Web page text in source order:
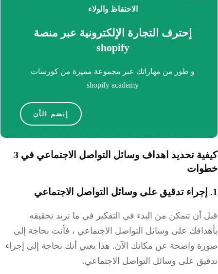
الاحتفاظ والولاء
إحترف التجارة الإلكترونية عبر منصة
shopify
و طور من مهاراتك عبر مجموعة مميزة من كورسات
shopify academy
إنضم الأن
كيفية تحديد اهداف وسائل التواصل الاجتماعي في 3
أن تتمكن من البدء في التفكير في ما تريد تحقيقه
على وسائل التواصل الاجتماعي ، فأنت بحاجة إلى
واضحة عن مكانك الآن.هذا يعني أنك بحاجة إلى إجراء
على وسائل التواصل الاجتماعي.